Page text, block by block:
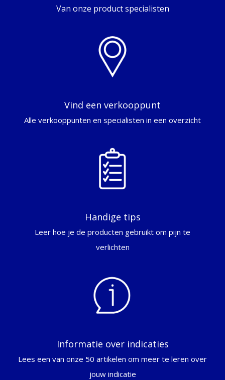
Van onze product specialisten
Vind een verkooppunt
Alle verkooppunten en specialisten in een overzicht
Handige tips
Leer hoe je de producten gebruikt om pijn te
verlichten
Informatie over indicaties
Lees een van onze 50 artikelen om meer te leren over
jouw indicatie